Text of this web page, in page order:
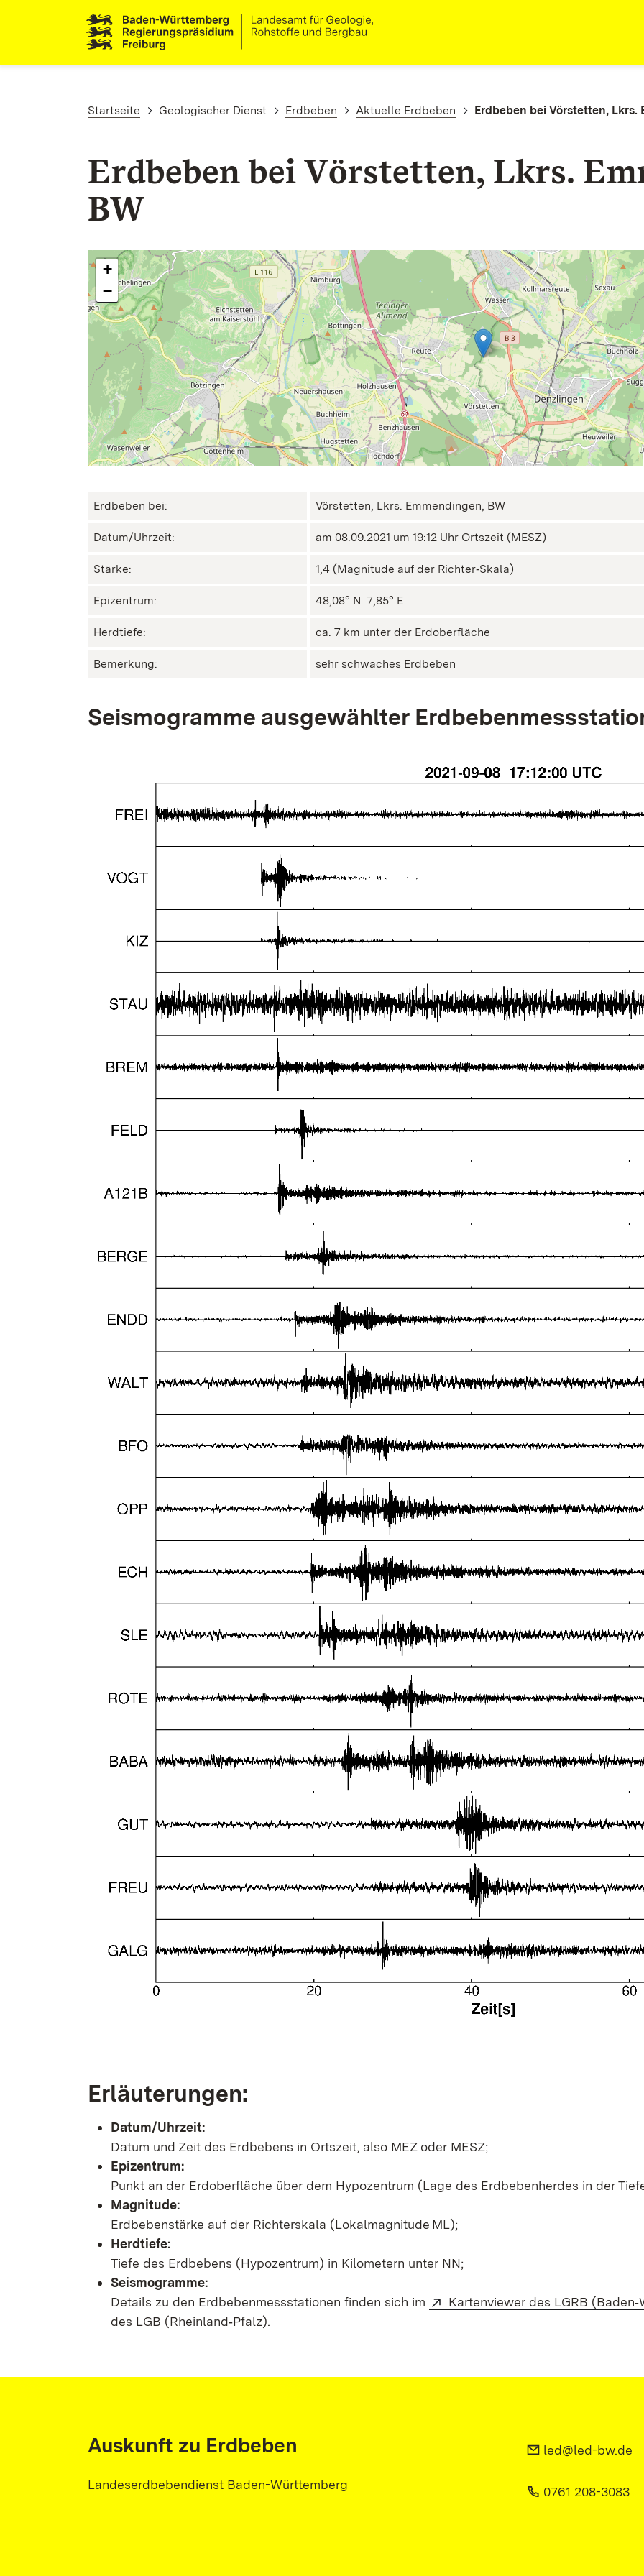
Pfadnavigation
Startseite Geologischer Dienst Erdbeben Aktuelle Erdbeben Erdbeben bei Vörstetten, Lkrs.
Erdbeben bei Vörstetten, Lkrs.
BW
+
−
Erdbeben bei: Vörstetten, Lkrs. Emmendingen, BW
Datum/Uhrzeit: am 08.09.2021 um 19:12 Uhr Ortszeit (MESZ)
Stärke: 1,4 (Magnitude auf der Richter‑Skala)
Epizentrum: 48,08° N ㅤ 7,85° E
Herdtiefe: ca. 7 km unter der Erdoberfläche
Bemerkung: sehr schwaches Erdbeben
Seismogramme ausgewählter
Erläuterungen:
Datum/Uhrzeit:
Datum und Zeit des Erdbebens in Ortszeit, also MEZ oder MESZ;
Epizentrum:
Punkt an der Erdoberfläche über dem Hypozentrum (Lage des Erdbebenherdes in der
Magnitude:
Erdbebenstärke auf der Richterskala (Lokalmagnitude ML);
Herdtiefe:
Tiefe des Erdbebens (Hypozentrum) in Kilometern unter NN;
Seismogramme:
Details zu den Erdbebenmessstationen finden sich im
Kartenviewer des LGRB
des LGB (Rheinland‑Pfalz).
Auskunft zu Erdbeben
Landeserdbebendienst Baden-Württemberg
led@led-bw.de
0761 208-3083